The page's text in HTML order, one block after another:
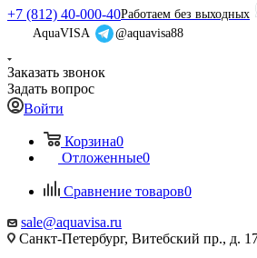
+7 (812) 40-000-40Работаем без выходных
AquaVISA
@aquavisa88
Заказать звонок
Задать вопрос
Войти
Корзина0
Отложенные0
Сравнение товаров0
sale@aquavisa.ru
Санкт-Петербург, Витебский пр., д.